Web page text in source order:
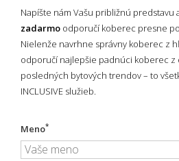
Napíšte nám Vašu približnú predstavu
zadarmo odporučí koberec presne
Nielenže navrhne správny koberec z
odporučí najlepšie padnúci koberec z
posledných bytových trendov – to
INCLUSIVE služieb.
Meno*